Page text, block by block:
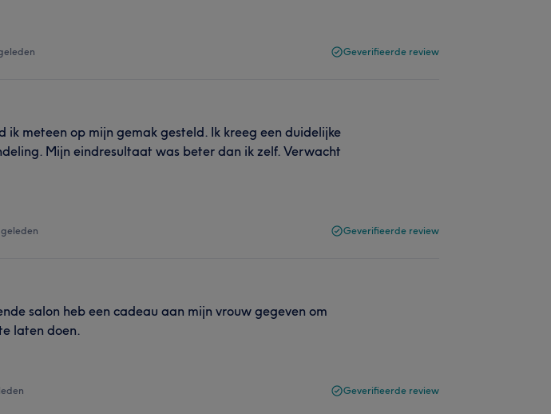
Geverifieerde review
ik meteen op mijn gemak gesteld. Ik kreeg een duidelijke
Mijn eindresultaat was beter dan ik zelf. Verwacht
Geverifieerde review
salon heb een cadeau aan mijn vrouw gegeven om
laten doen.
Geverifieerde review